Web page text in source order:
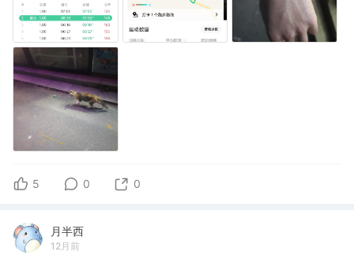
5 0 0
月半西
12月前